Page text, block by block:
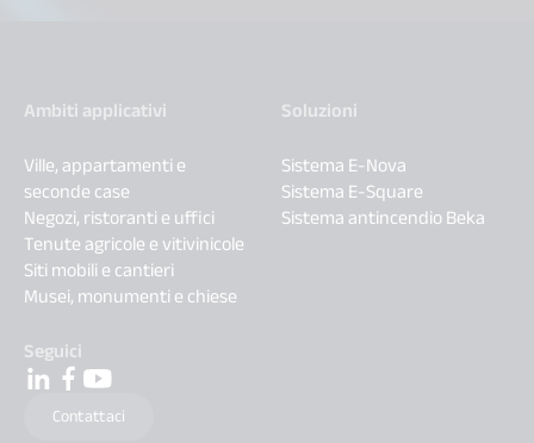
Ambiti applicativi
Ville, appartamenti e
seconde case
Negozi, ristoranti e uffici
Tenute agricole e vitivinicole
Siti mobili e cantieri
Musei, monumenti e chiese
Soluzioni
Sistema E-Nova
Sistema E-Square
Sistema antincendio Beka
Seguici
Contattaci